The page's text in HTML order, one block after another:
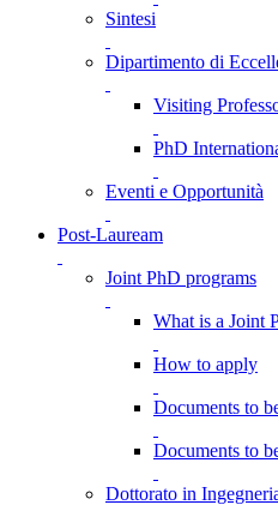
Sintesi
Dipartimento di
Visiting
PhD
Eventi e Opportunità
Post-Lauream
Joint PhD programs
What is a Joint
How to apply
Documents to
Documents to
Dottorato in